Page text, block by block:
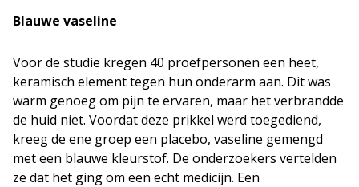
Blauwe vaseline
Voor de studie kregen 40 proefpersonen een heet,
keramisch element tegen hun onderarm aan. Dit was
warm genoeg om pijn te ervaren, maar het verbrandde
de huid niet. Voordat deze prikkel werd toegediend,
kreeg de ene groep een placebo, vaseline gemengd
met een blauwe kleurstof. De onderzoekers vertelden
ze dat het ging om een echt medicijn. Een